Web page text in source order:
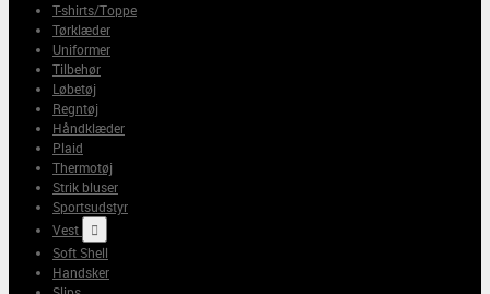
T-shirts/Toppe
Tørklæder
Uniformer
Tilbehør
Løbetøj
Regntøj
Håndklæder
Plaid
Thermotøj
Strik bluser
Sportsudstyr
Vest

Soft Shell
Handsker